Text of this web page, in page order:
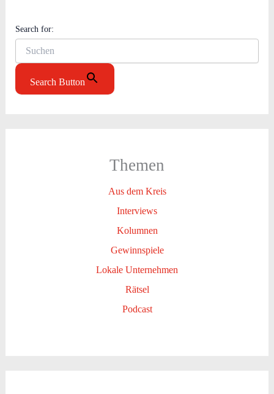
Search for:
Search Button
Themen
Aus dem Kreis
Interviews
Kolumnen
Gewinnspiele
Lokale Unternehmen
Rätsel
Podcast